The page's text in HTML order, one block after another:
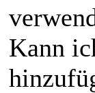
Kann